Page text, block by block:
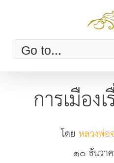
contentGo to...
การเมือง
โดย หลวงพ่อ
๑๐ ธันว